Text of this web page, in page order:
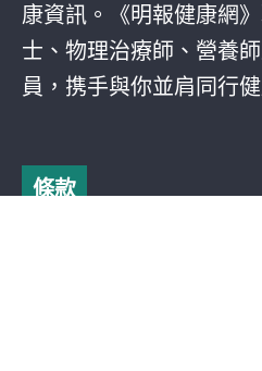
康資訊。《明報健康網
士、物理治療師、營養
員，携手與你並肩同行
條款